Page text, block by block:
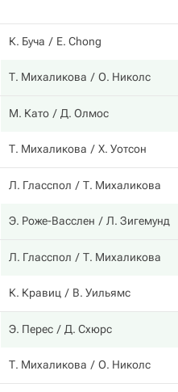
К. Буча E. Chong
Т. Михаликова О. Николс
М. Като Д. Олмос
Т. Михаликова Х. Уотсон
Л. Гласспол Т. Михаликова
Э. Роже-Васслен Л. Зигемунд
Л. Гласспол Т. Михаликова
К. Кравиц В. Уильямс
Э. Перес Д. Схюрс
Т. Михаликова О. Николс